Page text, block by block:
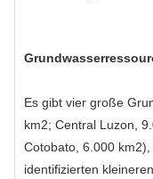
Es gibt vier große
km2; Central Luzon,
Cotobato, 6.000
identifizierten